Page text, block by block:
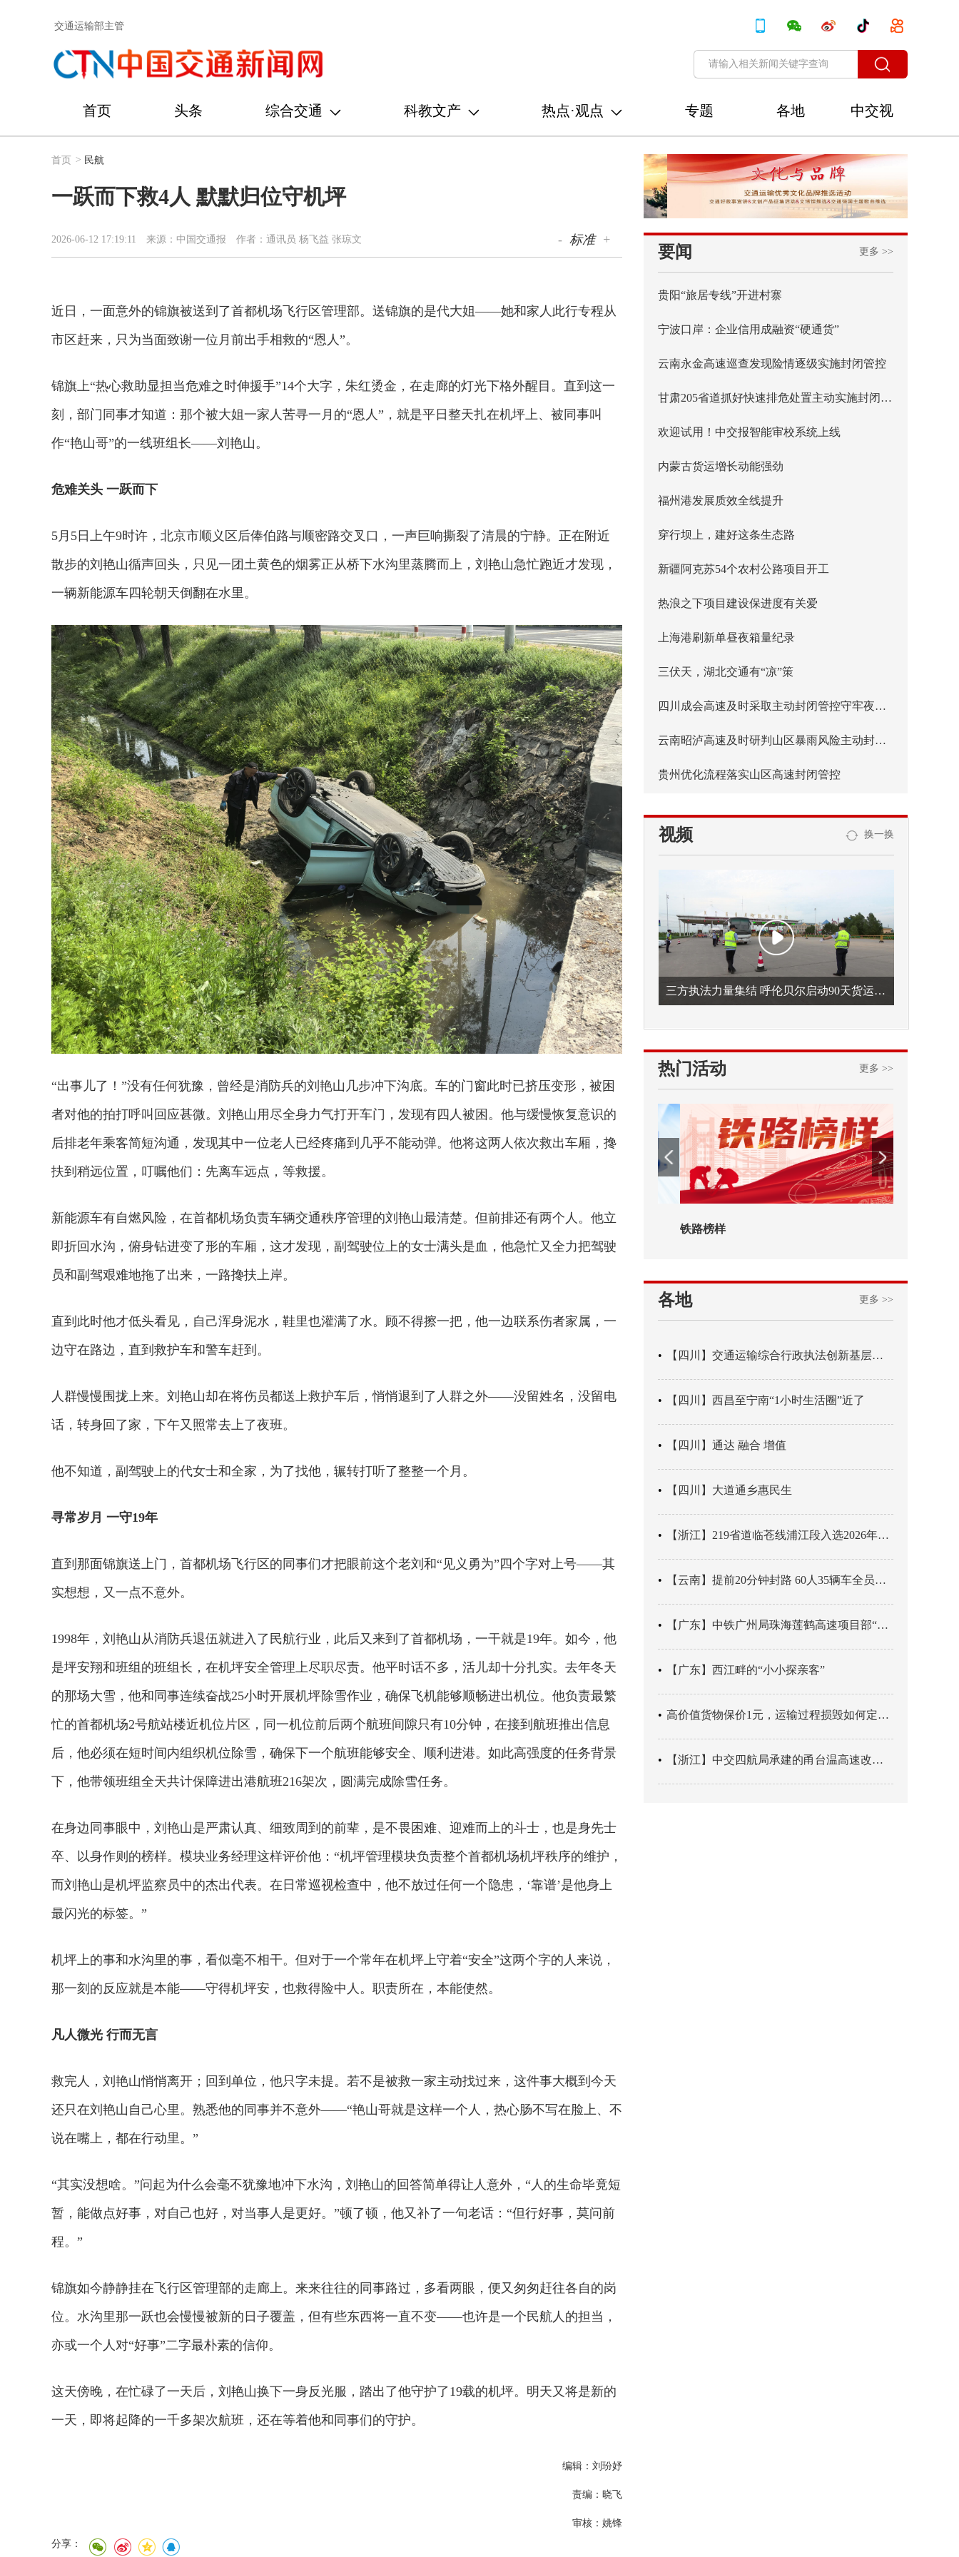
交通运输部主管
首页 头条 综合交通 科教文产 热点·观点 专题 各地
中交视
讯
首页 > 民航
一跃而下救4人 默默归位守机坪
2026-06-12 17:19:11 来源：中国交通报 作者：通讯员 杨飞益 张琼文 - 标准 +
近日，一面意外的锦旗被送到了首都机场飞行区管理部。送锦旗的是代大姐——她和家人此行专程从
市区赶来，只为当面致谢一位月前出手相救的“恩人”。
锦旗上“热心救助显担当危难之时伸援手”14个大字，朱红烫金，在走廊的灯光下格外醒目。直到这一
刻，部门同事才知道：那个被大姐一家人苦寻一月的“恩人”，就是平日整天扎在机坪上、被同事叫
作“艳山哥”的一线班组长——刘艳山。
危难关头 一跃而下
5月5日上午9时许，北京市顺义区后俸伯路与顺密路交叉口，一声巨响撕裂了清晨的宁静。正在附近
散步的刘艳山循声回头，只见一团土黄色的烟雾正从桥下水沟里蒸腾而上，刘艳山急忙跑近才发现，
一辆新能源车四轮朝天倒翻在水里。
“出事儿了！”没有任何犹豫，曾经是消防兵的刘艳山几步冲下沟底。车的门窗此时已挤压变形，被困
者对他的拍打呼叫回应甚微。刘艳山用尽全身力气打开车门，发现有四人被困。他与缓慢恢复意识的
后排老年乘客简短沟通，发现其中一位老人已经疼痛到几乎不能动弹。他将这两人依次救出车厢，搀
扶到稍远位置，叮嘱他们：先离车远点，等救援。
新能源车有自燃风险，在首都机场负责车辆交通秩序管理的刘艳山最清楚。但前排还有两个人。他立
即折回水沟，俯身钻进变了形的车厢，这才发现，副驾驶位上的女士满头是血，他急忙又全力把驾驶
员和副驾艰难地拖了出来，一路搀扶上岸。
直到此时他才低头看见，自己浑身泥水，鞋里也灌满了水。顾不得擦一把，他一边联系伤者家属，一
边守在路边，直到救护车和警车赶到。
人群慢慢围拢上来。刘艳山却在将伤员都送上救护车后，悄悄退到了人群之外——没留姓名，没留电
话，转身回了家，下午又照常去上了夜班。
他不知道，副驾驶上的代女士和全家，为了找他，辗转打听了整整一个月。
寻常岁月 一守19年
直到那面锦旗送上门，首都机场飞行区的同事们才把眼前这个老刘和“见义勇为”四个字对上号——其
实想想，又一点不意外。
1998年，刘艳山从消防兵退伍就进入了民航行业，此后又来到了首都机场，一干就是19年。如今，他
是坪安翔和班组的班组长，在机坪安全管理上尽职尽责。他平时话不多，活儿却十分扎实。去年冬天
的那场大雪，他和同事连续奋战25小时开展机坪除雪作业，确保飞机能够顺畅进出机位。他负责最繁
忙的首都机场2号航站楼近机位片区，同一机位前后两个航班间隙只有10分钟，在接到航班推出信息
后，他必须在短时间内组织机位除雪，确保下一个航班能够安全、顺利进港。如此高强度的任务背景
下，他带领班组全天共计保障进出港航班216架次，圆满完成除雪任务。
在身边同事眼中，刘艳山是严肃认真、细致周到的前辈，是不畏困难、迎难而上的斗士，也是身先士
卒、以身作则的榜样。模块业务经理这样评价他：“机坪管理模块负责整个首都机场机坪秩序的维护，
而刘艳山是机坪监察员中的杰出代表。在日常巡视检查中，他不放过任何一个隐患，‘靠谱’是他身上
最闪光的标签。”
机坪上的事和水沟里的事，看似毫不相干。但对于一个常年在机坪上守着“安全”这两个字的人来说，
那一刻的反应就是本能——守得机坪安，也救得险中人。职责所在，本能使然。
凡人微光 行而无言
救完人，刘艳山悄悄离开；回到单位，他只字未提。若不是被救一家主动找过来，这件事大概到今天
还只在刘艳山自己心里。熟悉他的同事并不意外——“艳山哥就是这样一个人，热心肠不写在脸上、不
说在嘴上，都在行动里。”
“其实没想啥。”问起为什么会毫不犹豫地冲下水沟，刘艳山的回答简单得让人意外，“人的生命毕竟短
暂，能做点好事，对自己也好，对当事人是更好。”顿了顿，他又补了一句老话：“但行好事，莫问前
程。”
锦旗如今静静挂在飞行区管理部的走廊上。来来往往的同事路过，多看两眼，便又匆匆赶往各自的岗
位。水沟里那一跃也会慢慢被新的日子覆盖，但有些东西将一直不变——也许是一个民航人的担当，
亦或一个人对“好事”二字最朴素的信仰。
这天傍晚，在忙碌了一天后，刘艳山换下一身反光服，踏出了他守护了19载的机坪。明天又将是新的
一天，即将起降的一千多架次航班，还在等着他和同事们的守护。
编辑：刘玢妤
责编：晓飞
审核：姚锋
分享：
要闻 更多 >>
贵阳“旅居专线”开进村寨
宁波口岸：企业信用成融资“硬通货”
云南永金高速巡查发现险情逐级实施封闭管控
甘肃205省道抓好快速排危处置主动实施封闭管控
欢迎试用！中交报智能审校系统上线
内蒙古货运增长动能强劲
福州港发展质效全线提升
穿行坝上，建好这条生态路
新疆阿克苏54个农村公路项目开工
热浪之下项目建设保进度有关爱
上海港刷新单昼夜箱量纪录
三伏天，湖北交通有“凉”策
四川成会高速及时采取主动封闭管控守牢夜间安全防线
云南昭泸高速及时研判山区暴雨风险主动封闭管控
贵州优化流程落实山区高速封闭管控
视频 换一换
三方执法力量集结 呼伦贝尔启动90天货运车辆违法专项整治
热门活动 更多 >>
铁路榜样
各地 更多 >>
【四川】交通运输综合行政执法创新基层辖区治理“4+3” 新模式
【四川】西昌至宁南“1小时生活圈”近了
【四川】通达 融合 增值
【四川】大道通乡惠民生
【浙江】219省道临苍线浦江段入选2026年度美丽公路项目展示交流活动名单
【云南】提前20分钟封路 60人35辆车全员平安
【广东】中铁广州局珠海莲鹤高速项目部“靶向施训”筑牢应急处置防线
【广东】西江畔的“小小探亲客”
高价值货物保价1元，运输过程损毁如何定责？
【浙江】中交四航局承建的甬台温高速改扩建工程台州南段TJ06标段恢复双向通行